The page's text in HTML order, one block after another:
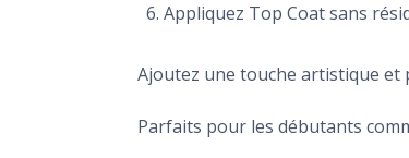
Appliquez Top Coat sans
Ajoutez une touche artistique et
Parfaits pour les débutants